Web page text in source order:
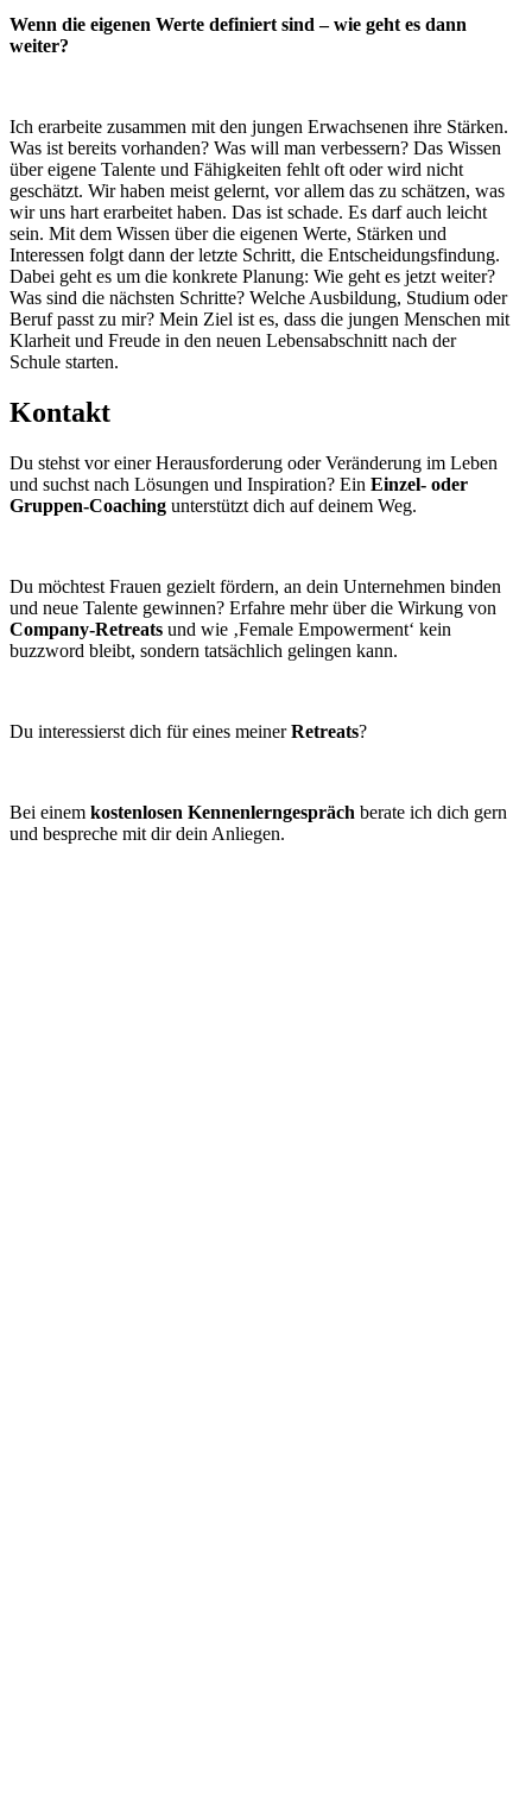
Wenn die eigenen Werte definiert sind – wie geht es dann
weiter?
Ich erarbeite zusammen mit den jungen Erwachsenen ihre Stärken.
Was ist bereits vorhanden? Was will man verbessern? Das Wissen
über eigene Talente und Fähigkeiten fehlt oft oder wird nicht
geschätzt. Wir haben meist gelernt, vor allem das zu schätzen, was
wir uns hart erarbeitet haben. Das ist schade. Es darf auch leicht
sein. Mit dem Wissen über die eigenen Werte, Stärken und
Interessen folgt dann der letzte Schritt, die Entscheidungsfindung.
Dabei geht es um die konkrete Planung: Wie geht es jetzt weiter?
Was sind die nächsten Schritte? Welche Ausbildung, Studium oder
Beruf passt zu mir? Mein Ziel ist es, dass die jungen Menschen mit
Klarheit und Freude in den neuen Lebensabschnitt nach der
Schule starten.
Kontakt
Du stehst vor einer Herausforderung oder Veränderung im Leben
und suchst nach Lösungen und Inspiration? Ein Einzel- oder
Gruppen-Coaching unterstützt dich auf deinem Weg.
Du möchtest Frauen gezielt fördern, an dein Unternehmen binden
und neue Talente gewinnen? Erfahre mehr über die Wirkung von
Company-Retreats und wie ‚Female Empowerment‘ kein
buzzword bleibt, sondern tatsächlich gelingen kann.
Du interessierst dich für eines meinerRetreats?
Bei einem kostenlosen Kennenlerngespräch berate ich dich gern
und bespreche mit dir dein Anliegen.